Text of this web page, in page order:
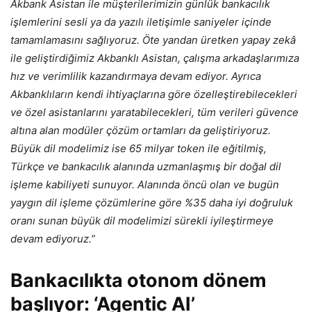
Akbank Asistan ile müşterilerimizin günlük bankacılık
işlemlerini sesli ya da yazılı iletişimle saniyeler içinde
tamamlamasını sağlıyoruz. Öte yandan üretken yapay zekâ
ile geliştirdiğimiz Akbanklı Asistan, çalışma arkadaşlarımıza
hız ve verimlilik kazandırmaya devam ediyor. Ayrıca
Akbanklıların kendi ihtiyaçlarına göre özelleştirebilecekleri
ve özel asistanlarını yaratabilecekleri, tüm verileri güvence
altına alan modüler çözüm ortamları da geliştiriyoruz.
Büyük dil modelimiz ise 65 milyar token ile eğitilmiş,
Türkçe ve bankacılık alanında uzmanlaşmış bir doğal dil
işleme kabiliyeti sunuyor. Alanında öncü olan ve bugün
yaygın dil işleme çözümlerine göre %35 daha iyi doğruluk
oranı sunan büyük dil modelimizi sürekli iyileştirmeye
devam ediyoruz.”
Bankacılıkta otonom dönem
başlıyor: ‘Agentic AI’